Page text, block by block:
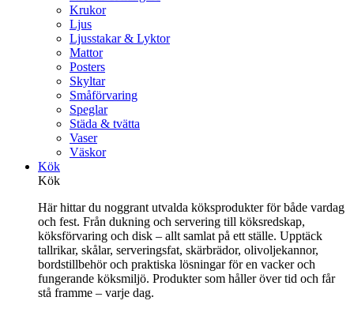
Krukor
Ljus
Ljusstakar & Lyktor
Mattor
Posters
Skyltar
Småförvaring
Speglar
Städa & tvätta
Vaser
Väskor
Kök
Kök
Här hittar du noggrant utvalda köksprodukter för både vardag
och fest. Från dukning och servering till köksredskap,
köksförvaring och disk – allt samlat på ett ställe. Upptäck
tallrikar, skålar, serveringsfat, skärbrädor, olivoljekannor,
bordstillbehör och praktiska lösningar för en vacker och
fungerande köksmiljö. Produkter som håller över tid och får
stå framme – varje dag.